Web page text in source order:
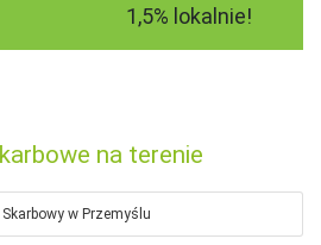
1,5% lokalnie!
na terenie
w Przemyślu